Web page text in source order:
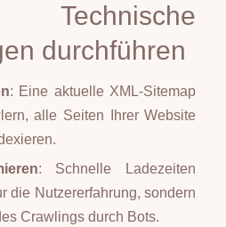
durchführen
: Eine aktuelle XML-Sitemap
alle Seiten Ihrer Website
: Schnelle Ladezeiten
die Nutzererfahrung, sondern
Crawlings durch Bots.